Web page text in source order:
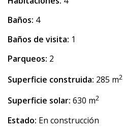
Baños: 4
Baños de visita: 1
Parqueos: 2
Superficie construida: 285 m2
Superficie solar: 630 m2
Estado: En construcción